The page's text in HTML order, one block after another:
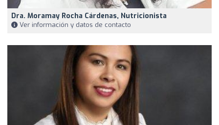
Dra. Moramay Rocha Cárdenas, Nutricionista
Ver información y datos de contacto